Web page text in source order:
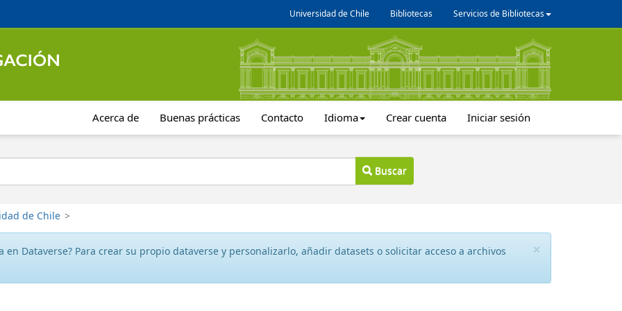
Universidad de Chile Bibliotecas Servicios de Bibliotecas
Acerca de Buenas prácticas Contacto Idioma Crear cuenta Iniciar sesión
Buscar
de Chile >
×
en Dataverse? Para crear su propio dataverse y personalizarlo, añadir datasets o solicitar acceso a archivos